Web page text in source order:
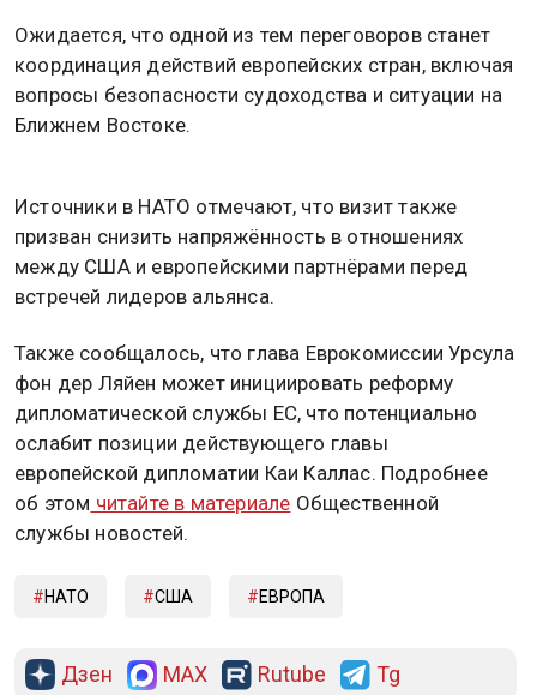
Ожидается, что одной из тем переговоров станет
координация действий европейских стран, включая
вопросы безопасности судоходства и ситуации на
Ближнем Востоке.
Источники в НАТО отмечают, что визит также
призван снизить напряжённость в отношениях
между США и европейскими партнёрами перед
встречей лидеров альянса.
Также сообщалось, что глава Еврокомиссии Урсула
фон дер Ляйен может инициировать реформу
дипломатической службы ЕС, что потенциально
ослабит позиции действующего главы
европейской дипломатии Каи Каллас. Подробнее
об этом читайте в материале Общественной
службы новостей.
НАТО США ЕВРОПА
Дзен MAX Rutube Tg